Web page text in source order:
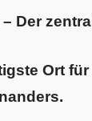
Der
Ort